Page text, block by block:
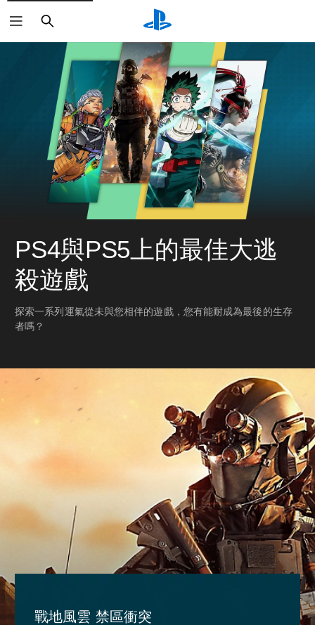
搜
尋
PS4與PS5上的最佳大逃
殺遊戲
探索一系列運氣從未與您相伴的遊戲，您有能耐成為最後的生存
者嗎？
戰地風雲 禁區衝突